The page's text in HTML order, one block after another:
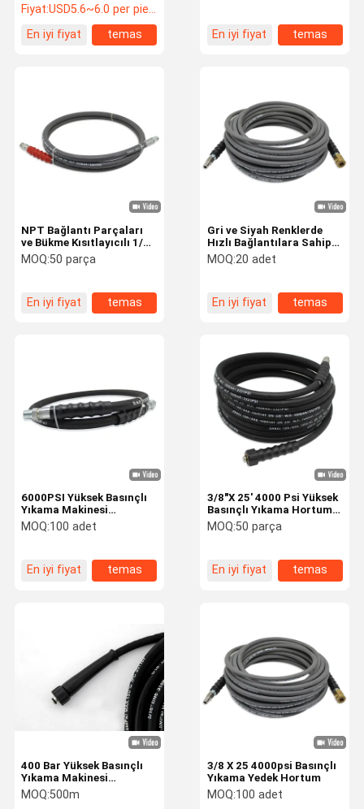
Ürün:% S Hakkımızda
Fabrika Turu Kalite Kontrol
Bizimle
Haberler
kauçuk hava hortumu
Kauçuk Su Hortumu
Lpg Gaz Hortumu
İkiz Kaynak Hortumu
Yakıt Dağıtım Hortumu
En iyi fiyat temas
Fiyat:USD5.6~6.0 per piece
En iyi fiyat
temas
Gri ve Siyah Renklerde
Hızlı Bağlantılara Sahip
3/8 X 50' 4000 Psi Basınçlı
Yıkama Hortumu
MOQ:20 adet
En iyi fiyat temas
NPT Bağlantı Parçaları
ve Bükme Kısıtlayıcılı 1/4"
ila 3/8" Yüksek Basınçlı
Yıkama Hortumu
MOQ:50 parça
En iyi fiyat temas
3/8"X 25' 4000 Psi Yüksek
Basınçlı Yıkama Hortumu
Siyah Mavi Gri
MOQ:50 parça
En iyi fiyat temas
6000PSI Yüksek Basınçlı
Yıkama Makinesi
Hortumu Ham Deri Yüzeyi
MOQ:100 adet
En iyi fiyat temas
3/8 X 25 4000psi Basınçlı
Yıkama Yedek Hortum
MOQ:100 adet
400 Bar Yüksek Basınçlı
Yıkama Makinesi
Hortumu / Yüksek
Basınçlı Yıkama Hortumu
MOQ:500m